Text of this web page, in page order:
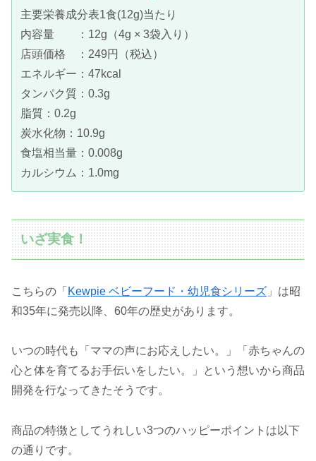
主要栄養成分表1食(12g)当たり
内容量 ：12g（4g × 3袋入り）
店頭価格 ：249円（税込）
エネルギー：47kcal
タンパク質：0.3g
脂質：0.2g
炭水化物：10.9g
食塩相当量：0.008g
カルシウム：1.0mg
いざ実食！
こちらの「 Kewpie ベビーフード・幼児食シリーズ 」は昭
和35年に発売以降、60年の歴史があります。
いつの時代も「ママの声にお応えしたい。」「赤ちゃんの
心と体を育てるお手伝いをしたい。」という想いから商品
開発を行なってきたそうです。
商品の特徴としてうれしい3つのハッピーポイントは以下
の通りです。